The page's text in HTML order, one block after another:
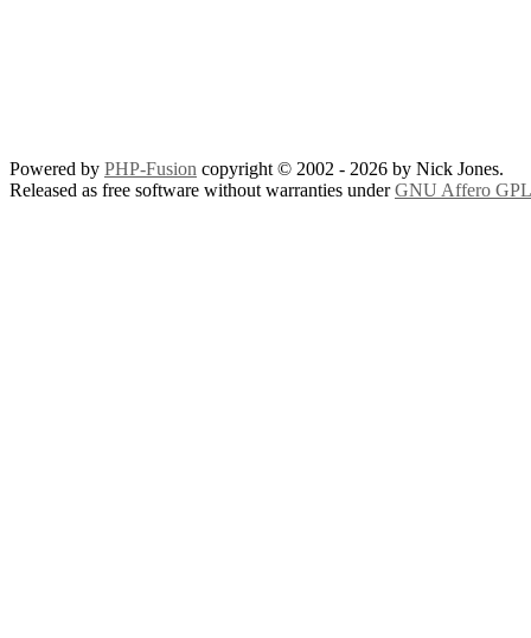
Powered by PHP-Fusion copyright © 2002 - 2026 by Nick Jones.
Released as free software without warranties underGNU Affero GPL